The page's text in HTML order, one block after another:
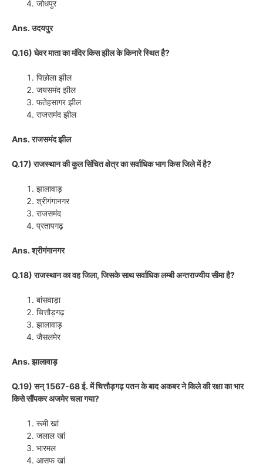
जोधपुर
Ans. उदयपुर
Q.16) घेवर माता का मंदिर किस झील के किनारे स्थित है?
पिछोला झील
जयसमंद झील
फतेहसागर झील
राजसमंद झील
Ans. राजसमंद झील
Q.17) राजस्थान की कुल सिंचित क्षेत्र का सर्वाधिक भाग किस जिले में है?
झालावाड़
श्रीगंगानगर
राजसमंद
प्रतापगढ़
Ans. श्रीगंगानगर
Q.18) राजस्थान का वह जिला, जिसके साथ सर्वाधिक लम्बी अन्तराज्यीय सीमा है?
बांसवाड़ा
चित्तौड़गढ़
झालावाड़
जैसलमेर
Ans. झालावाड़
Q.19) सन् 1567-68 ई. में चित्तौड़गढ़ पतन के बाद अकबर ने किले की रक्षा का भार
किसे सौंपकर अजमेर चला गया?
रूमी खां
जलाल खां
भारमल
आसफ खां